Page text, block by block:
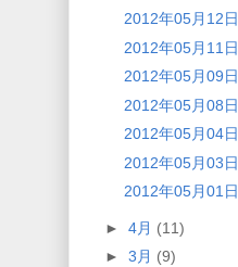
2012年05月12日
2012年05月11日
2012年05月09日
2012年05月08日
2012年05月04日
2012年05月03日
2012年05月01日
► 4月 (11)
► 3月 (9)